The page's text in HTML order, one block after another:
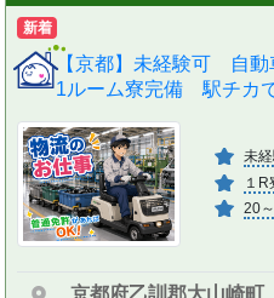
新着
【京都】未経験可 自動
1ルーム寮完備 駅チカ
１
20
京都府乙訓郡大山崎町